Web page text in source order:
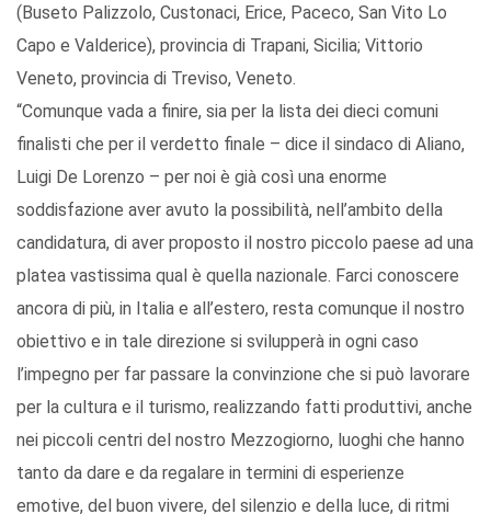
(Buseto Palizzolo, Custonaci, Erice, Paceco, San Vito Lo
Capo e Valderice), provincia di Trapani, Sicilia; Vittorio
Veneto, provincia di Treviso, Veneto.
“Comunque vada a finire, sia per la lista dei dieci comuni
finalisti che per il verdetto finale – dice il sindaco di Aliano,
Luigi De Lorenzo – per noi è già così una enorme
soddisfazione aver avuto la possibilità, nell’ambito della
candidatura, di aver proposto il nostro piccolo paese ad una
platea vastissima qual è quella nazionale. Farci conoscere
ancora di più, in Italia e all’estero, resta comunque il nostro
obiettivo e in tale direzione si svilupperà in ogni caso
l’impegno per far passare la convinzione che si può lavorare
per la cultura e il turismo, realizzando fatti produttivi, anche
nei piccoli centri del nostro Mezzogiorno, luoghi che hanno
tanto da dare e da regalare in termini di esperienze
emotive, del buon vivere, del silenzio e della luce, di ritmi